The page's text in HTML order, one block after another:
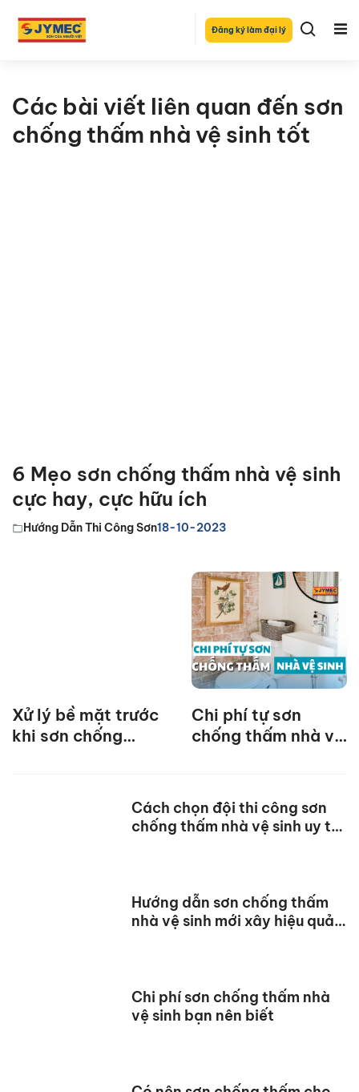
Đăng ký làm đại lý
Các bài viết liên quan đến sơn
chống thấm nhà vệ sinh tốt
6 Mẹo sơn chống thấm nhà vệ sinh
cực hay, cực hữu ích
Hướng Dẫn Thi Công Sơn18-10-2023
Xử lý bề mặt trước
khi sơn chống
Chi phí tự sơn
chống thấm nhà vệ
Cách chọn đội thi công sơn
chống thấm nhà vệ sinh uy tín
Hướng dẫn sơn chống thấm
nhà vệ sinh mới xây hiệu quả
Chi phí sơn chống thấm nhà
vệ sinh bạn nên biết